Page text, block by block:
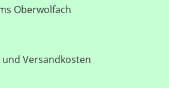
Oberwolfach
Versandkosten